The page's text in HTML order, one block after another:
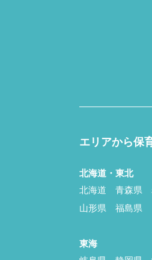
エリアから保
北海道・東北
北海道
青森県
山形県
福島県
東海